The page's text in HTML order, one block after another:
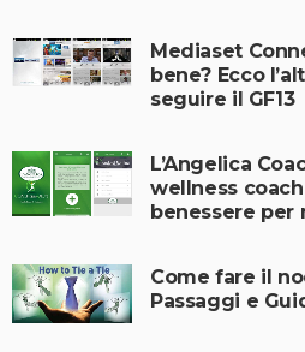
Mediaset
bene? Ecco
seguire il GF13
L’Angelica
wellness
benessere per
Come fare il
Passaggi e